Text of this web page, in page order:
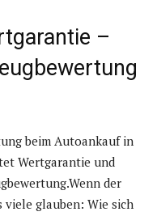
–
beim Autoankauf in
Wertgarantie und
der
viele glauben: Wie sich